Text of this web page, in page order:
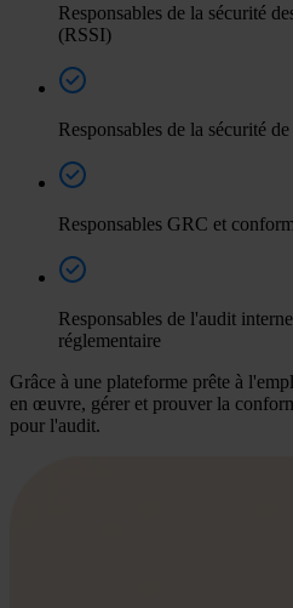
Responsables de la sécurité
(RSSI)
Responsables de la sécurité
Responsables GRC et
Responsables de l'audit
réglementaire
Grâce à une plateforme prête à
en œuvre, gérer et prouver la
pour l'audit.